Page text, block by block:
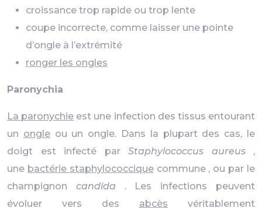
croissance trop rapide ou trop lente
coupe incorrecte, comme laisser une pointe
d’ongle à l’extrémité
ronger les ongles
Paronychia
La paronychie est une infection des tissus entourant
un ongleou un ongle. Dans la plupart des cas, le
doigt est infecté par Staphylococcus aureus,
une bactérie staphylococciquecommune , ou par le
champignon candida . Les infections peuvent
évoluer vers des abcès véritablement